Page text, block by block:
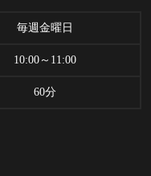
毎週金曜日
10:00～11:00
60分